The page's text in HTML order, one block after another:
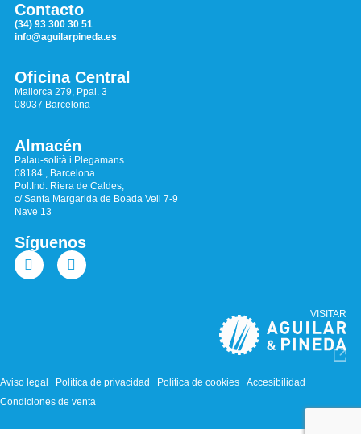
Contacto
(34) 93 300 30 51
info@aguilarpineda.es
Oficina Central
Mallorca 279, Ppal. 3
08037 Barcelona
Almacén
Palau-solità i Plegamans
08184 , Barcelona
Pol.Ind. Riera de Caldes,
c/ Santa Margarida de Boada Vell 7-9
Nave 13
Síguenos
VISITAR
Aviso legal Política de privacidad Política de cookies
Accesibilidad
Condiciones de venta